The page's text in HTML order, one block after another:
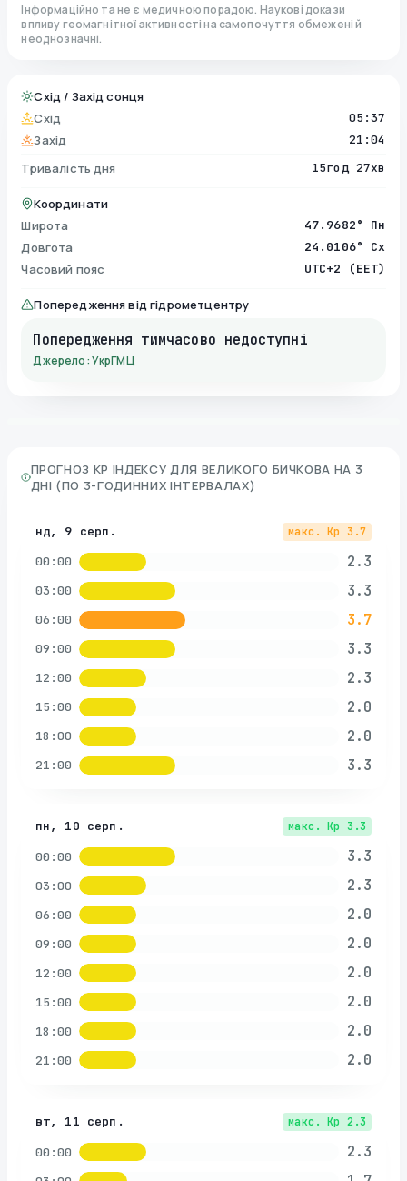
Інформаційно та не є медичною порадою. Наукові докази
впливу геомагнітної активності на самопочуття обмежені й
неоднозначні.
Схід / Захід сонця
Схід
05:37
Захід 21:04
Тривалість дня 15год 27хв
Координати
Широта
47.9682° Пн
Довгота 24.0106° Сх
Часовий пояс UTC+2 (EET)
Попередження від гідрометцентру
Попередження тимчасово недоступні
Джерело: УкрГМЦ
ПРОГНОЗ KP ІНДЕКСУ ДЛЯ ВЕЛИКОГО БИЧКОВА НА 3
ДНІ (ПО 3-ГОДИННИХ ІНТЕРВАЛАХ)
нд, 9 серп. макс. Kp 3.7
00:00 2.3
03:00 3.3
06:00 3.7
09:00 3.3
12:00 2.3
15:00 2.0
18:00 2.0
21:00 3.3
пн, 10 серп. макс. Kp 3.3
00:00 3.3
03:00 2.3
06:00 2.0
09:00 2.0
12:00 2.0
15:00 2.0
18:00 2.0
21:00 2.0
вт, 11 серп. макс. Kp 2.3
00:00 2.3